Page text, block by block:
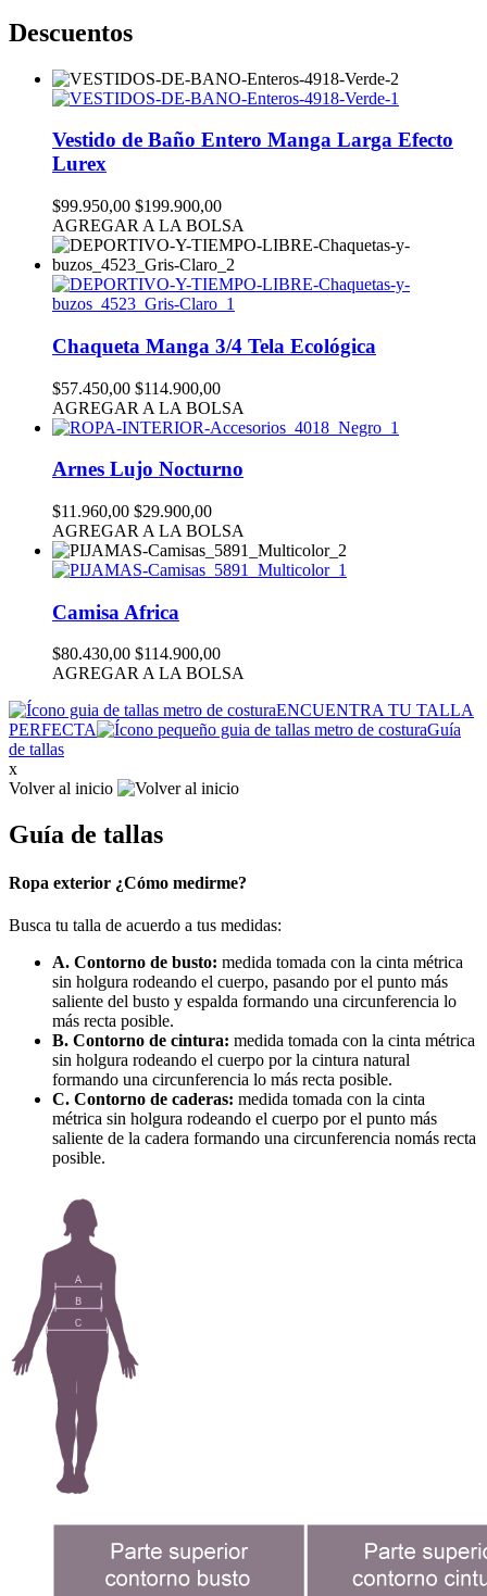
Descuentos
Vestido de Baño Entero Manga Larga Efecto
Lurex
$99.950,00 $199.900,00
AGREGAR A LA BOLSA
Chaqueta Manga 3/4 Tela Ecológica
$57.450,00 $114.900,00
AGREGAR A LA BOLSA
Arnes Lujo Nocturno
$11.960,00 $29.900,00
AGREGAR A LA BOLSA
Camisa Africa
$80.430,00 $114.900,00
AGREGAR A LA BOLSA
ENCUENTRA TU TALLA
PERFECTA
Guía
de tallas
x
Volver al inicio
Guía de tallas
Ropa exterior ¿Cómo medirme?
Busca tu talla de acuerdo a tus medidas:
A. Contorno de busto: medida tomada con la cinta métrica
sin holgura rodeando el cuerpo, pasando por el punto más
saliente del busto y espalda formando una circunferencia lo
más recta posible.
B. Contorno de cintura: medida tomada con la cinta métrica
sin holgura rodeando el cuerpo por la cintura natural
formando una circunferencia lo más recta posible.
C. Contorno de caderas: medida tomada con la cinta
métrica sin holgura rodeando el cuerpo por el punto más
saliente de la cadera formando una circunferencia nomás recta
posible.